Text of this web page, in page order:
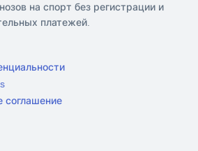
на спорт без регистрации и
платежей.
соглашение